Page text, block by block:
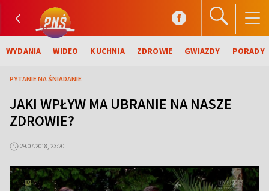
WYDANIA WIDEO KUCHNIA ZDROWIE GWIAZDY PORADY
PYTANIE NA ŚNIADANIE
JAKI WPŁYW MA UBRANIE NA NASZE
ZDROWIE?
29.07.2018, 23:20